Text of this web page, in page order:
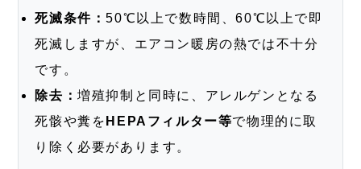
死滅条件：50℃以上で数時間、60℃以上で即
死滅しますが、エアコン暖房の熱では不十分
です。
除去：増殖抑制と同時に、アレルゲンとなる
死骸や糞を HEPAフィルター等で物理的に取
り除く必要があります。